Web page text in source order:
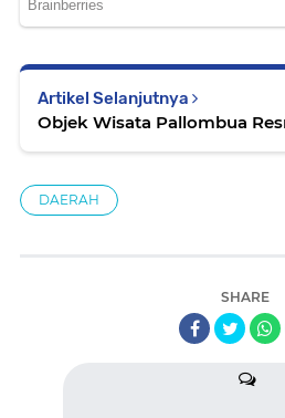
Artikel Selanjutnya
Objek Wisata Pallombua
DAERAH
SHARE